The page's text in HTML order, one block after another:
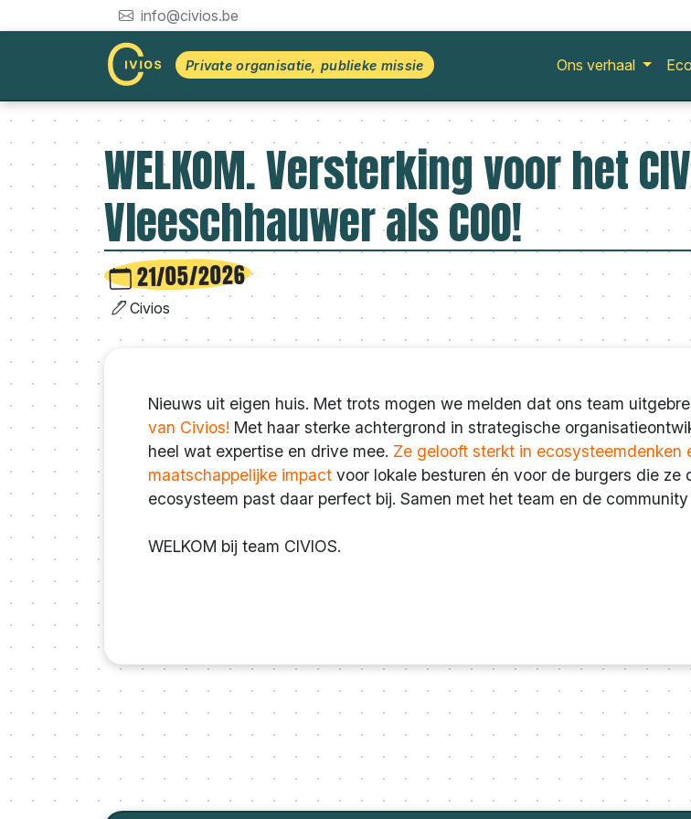
info@civios.be
Private organisatie, publieke missie Ons verhaal
WELKOM. Versterking voor het
Vleeschhauwer als COO!
21/05/2026
Civios
Nieuws uit eigen huis. Met trots mogen we melden dat ons team
van Civios! Met haar sterke achtergrond in strategische
heel wat expertise en drive mee. Ze gelooft sterkt in
maatschappelijke impact voor lokale besturen én voor de burgers die
ecosysteem past daar perfect bij. Samen met het team en de
WELKOM bij team CIVIOS.